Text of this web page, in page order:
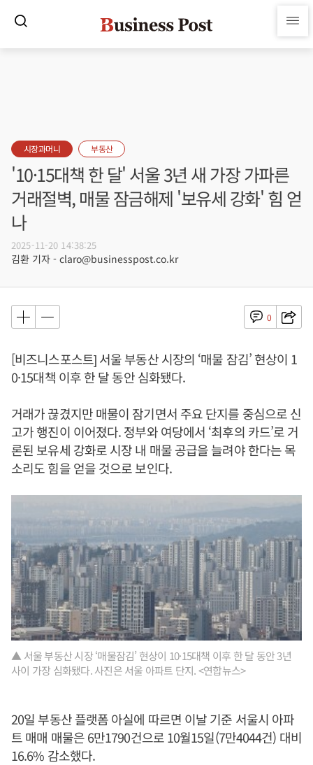
시장과머니 부동산
'10·15대책 한 달' 서울 3년 새 가장 가파른
거래절벽, 매물 잠금해제 '보유세 강화' 힘 얻
나
2025-11-20 14:38:25
김환 기자 - claro@businesspost.co.kr
0
[비즈니스포스트] 서울 부동산 시장의 ‘매물 잠김’ 현상이 1
0·15대책 이후 한 달 동안 심화됐다.
거래가 끊겼지만 매물이 잠기면서 주요 단지를 중심으로 신
고가 행진이 이어졌다. 정부와 여당에서 ‘최후의 카드’로 거
론된 보유세 강화로 시장 내 매물 공급을 늘려야 한다는 목
소리도 힘을 얻을 것으로 보인다.
▲ 서울 부동산 시장 ‘매물잠김’ 현상이 10·15대책 이후 한 달 동안 3년
사이 가장 심화됐다. 사진은 서울 아파트 단지. <연합뉴스>
20일 부동산 플랫폼 아실에 따르면 이날 기준 서울시 아파
트 매매 매물은 6만1790건으로 10월15일(7만4044건) 대비
16.6% 감소했다.